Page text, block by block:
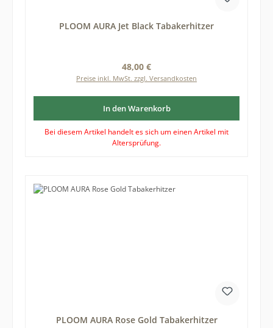
PLOOM AURA Jet Black Tabakerhitzer
Regulärer Preis:
48,00 €
Preise inkl. MwSt. zzgl. Versandkosten
In den Warenkorb
Bei diesem Artikel handelt es sich um einen Artikel mit
Altersprüfung.
PLOOM AURA Rose Gold Tabakerhitzer